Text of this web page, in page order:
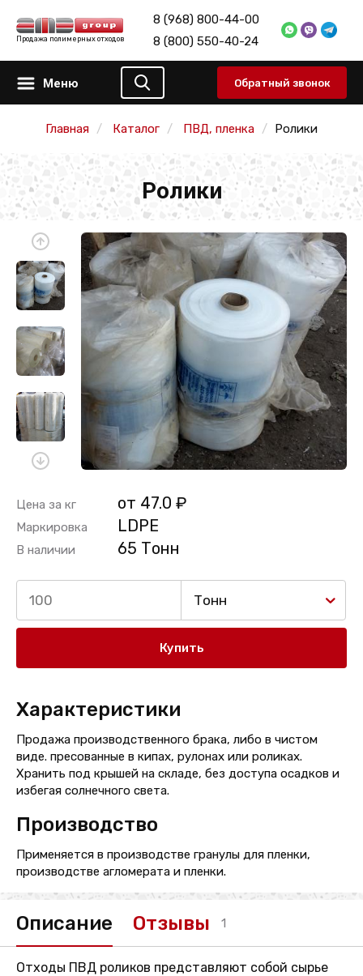
Продажа полимерных отходов
8 (968) 800-44-00
8 (800) 550-40-24
Меню Обратный звонок
Главная Каталог ПВД, пленка Ролики
Ролики
Цена за кг от 47.0 ₽
Маркировка LDPE
В наличии 65 Тонн
Тонн
Купить
Характеристики
Продажа производственного брака, либо в чистом
виде. пресованные в кипах, рулонах или роликах.
Хранить под крышей на складе, без доступа осадков и
избегая солнечного света.
Производство
Применяется в производстве гранулы для пленки,
производстве агломерата и пленки.
Описание Отзывы 1
Отходы ПВД роликов представляют собой сырье